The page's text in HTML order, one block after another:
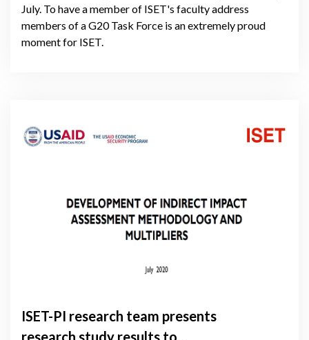
July. To have a member of ISET's faculty address
members of a G20 Task Force is an extremely proud
moment for ISET.
ISET-PI research team presents
research study results to